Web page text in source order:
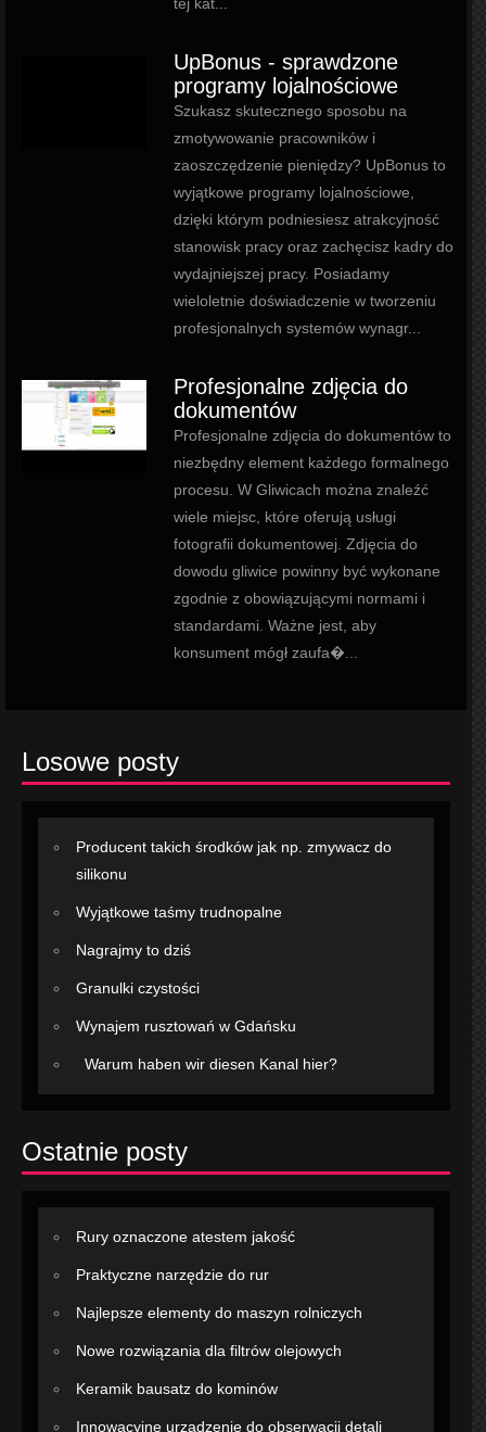
UpBonus - sprawdzone
programy lojalnościowe
Szukasz skutecznego sposobu na
zmotywowanie pracowników i
zaoszczędzenie pieniędzy? UpBonus to
wyjątkowe programy lojalnościowe,
dzięki którym podniesiesz atrakcyjność
stanowisk pracy oraz zachęcisz kadry do
wydajniejszej pracy. Posiadamy
wieloletnie doświadczenie w tworzeniu
profesjonalnych systemów wynagr...
Profesjonalne zdjęcia do
dokumentów
Profesjonalne zdjęcia do dokumentów to
niezbędny element każdego formalnego
procesu. W Gliwicach można znaleźć
wiele miejsc, które oferują usługi
fotografii dokumentowej. Zdjęcia do
dowodu gliwice powinny być wykonane
zgodnie z obowiązującymi normami i
standardami. Ważne jest, aby
konsument mógł zaufa�...
Losowe posty
Producent takich środków jak np. zmywacz do
silikonu
Wyjątkowe taśmy trudnopalne
Nagrajmy to dziś
Granulki czystości
Wynajem rusztowań w Gdańsku
Warum haben wir diesen Kanal hier?
Ostatnie posty
Rury oznaczone atestem jakość
Praktyczne narzędzie do rur
Najlepsze elementy do maszyn rolniczych
Nowe rozwiązania dla filtrów olejowych
Keramik bausatz do kominów
Innowacyjne urządzenie do obserwacji detali